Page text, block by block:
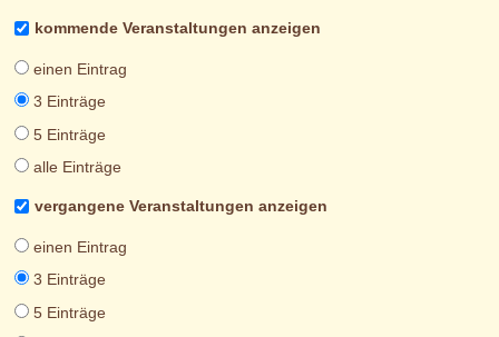
kommende Veranstaltungen anzeigen
einen Eintrag
3 Einträge
5 Einträge
alle Einträge
vergangene Veranstaltungen anzeigen
einen Eintrag
3 Einträge
5 Einträge